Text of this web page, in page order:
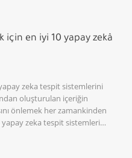
en iyi 10 yapay zekâ
zeka tespit sistemlerini
oluşturulan içeriğin
önlemek her zamankinden
zeka tespit sistemleri…